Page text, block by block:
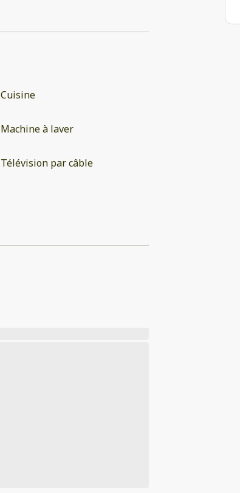
Cuisine
Machine à laver
Télévision par câble